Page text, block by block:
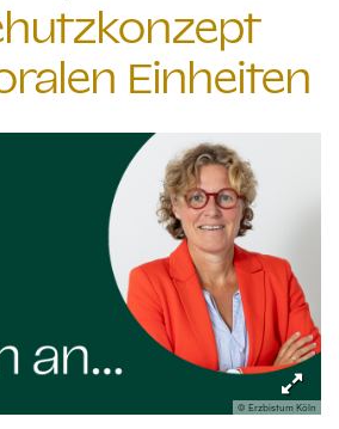
Einheiten
© Erzbistum Köln